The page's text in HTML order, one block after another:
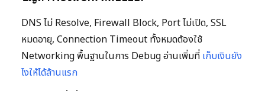
DNS ไม่ Resolve, Firewall Block, Port ไม่เปิด, SSL
หมดอายุ, Connection Timeout ทั้งหมดต้องใช้
Networking พื้นฐานในการ Debug อ่านเพิ่มที่ เก็บเงินยัง
ไงให้ได้ล้านแรก